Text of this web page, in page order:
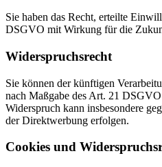
Sie haben das Recht, erteilte
DSGVO mit Wirkung für die
Widerspruchsrecht
Sie können der künftigen
nach Maßgabe des Art. 21
Widerspruch kann insbesondere
der Direktwerbung erfolgen.
Cookies und